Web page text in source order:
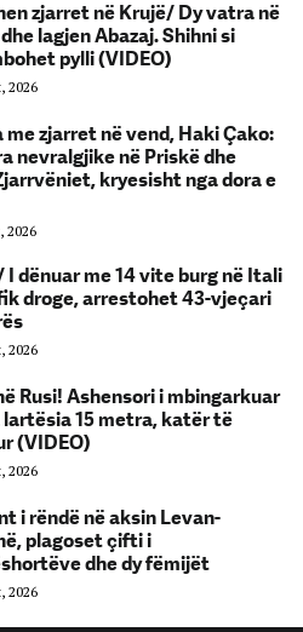
zjarret në Krujë/ Dy vatra në
lagjen Abazaj. Shihni si
pylli (VIDEO)
2026
zjarret në vend, Haki Çako:
nevralgjike në Priskë dhe
kryesisht nga dora e
2026
I dënuar me 14 vite burg në Itali
droge, arrestohet 43-vjeçari
2026
Rusi! Ashensori i mbingarkuar
lartësia 15 metra, katër të
(VIDEO)
2026
i rëndë në aksin Levan-
plagoset çifti i
dhe dy fëmijët
2026